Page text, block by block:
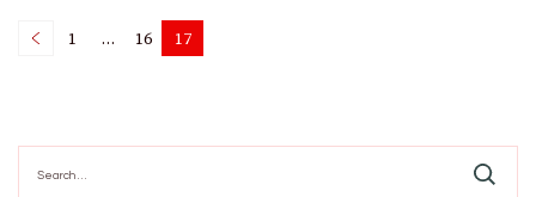
Posts
Page
1 … Page
16 Page
17
for: